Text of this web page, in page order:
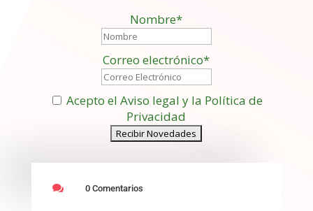
Nombre*
Correo electrónico*
Acepto el Aviso legal y la Política de
Privacidad
 0 Comentarios